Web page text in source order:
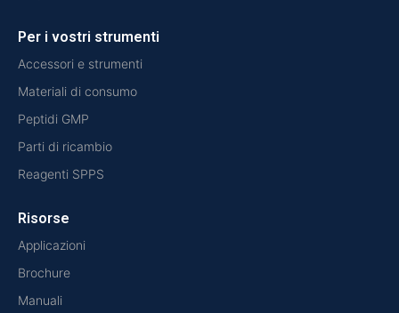
Per i vostri strumenti
Accessori e strumenti
Materiali di consumo
Peptidi GMP
Parti di ricambio
Reagenti SPPS
Risorse
Applicazioni
Brochure
Manuali